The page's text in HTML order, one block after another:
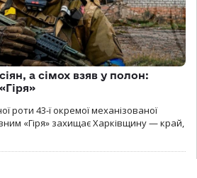
а сімох взяв у полон:
роти 43-ї окремої механізованої
«Гіря» захищає Харківщину — край,